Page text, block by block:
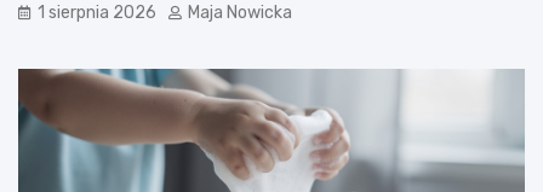
1 sierpnia 2026 Maja Nowicka